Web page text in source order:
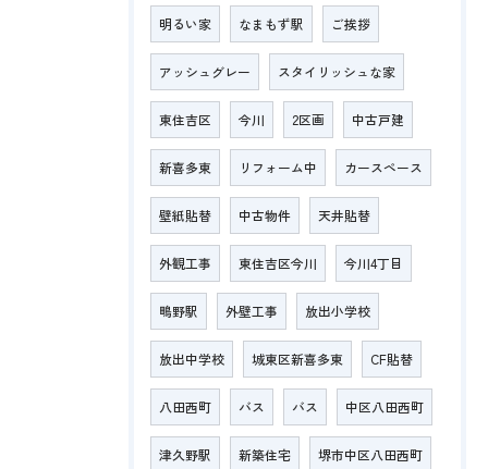
明るい家 なまもず駅 ご挨拶
アッシュグレー スタイリッシュな家
東住吉区 今川 2区画 中古戸建
新喜多東 リフォーム中 カースペース
壁紙貼替 中古物件 天井貼替
外観工事 東住吉区今川 今川4丁目
鴫野駅 外壁工事 放出小学校
放出中学校 城東区新喜多東 CF貼替
八田西町 バス バス 中区八田西町
津久野駅 新築住宅 堺市中区八田西町